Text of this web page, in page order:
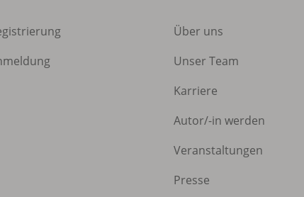
Über uns
Unser Team
Karriere
Autor/-in werden
Veranstaltungen
Presse